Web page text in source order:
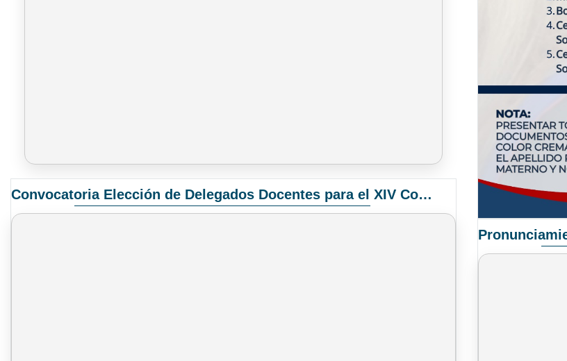
Convocatoria Elección de Delegados Docentes para el XIV Congreso Nacional de Universidades